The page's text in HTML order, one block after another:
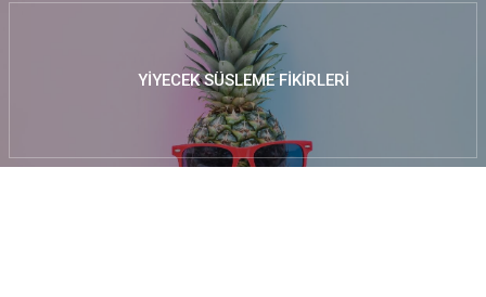
YIYECEK SÜSLEME FIKIRLERI